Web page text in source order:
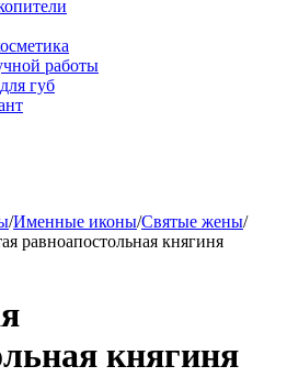
работы
губ
/Именные иконы/Святые жены/
равноапостольная княгиня
княгиня